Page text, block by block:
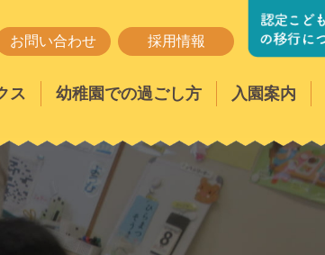
お問い合わせ 採用情報
ス 幼稚園での過ごし方 入園案内